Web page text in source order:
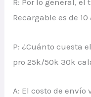
R: Por lo general,
Recargable es de
P: ¿Cuánto cuesta
pro 25k/50k 30k
A: El costo de envío